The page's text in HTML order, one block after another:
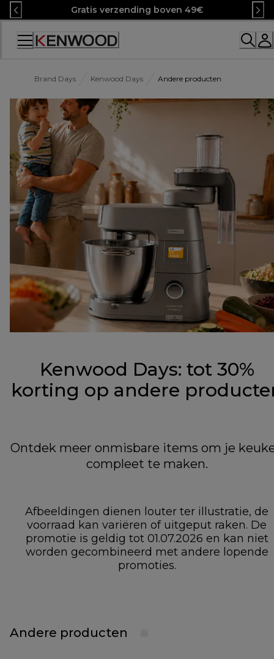
Skip
to
Content
Gratis verzending boven 49€
Accessibility
Brand Days Kenwood Days Andere producten
Kenwood Days: tot 30%
korting op andere
Ontdek meer onmisbare items om je
compleet te maken.
Afbeeldingen dienen louter ter illustratie, de
voorraad kan variëren of uitgeput raken. De
promotie is geldig tot 01.07.2026 en kan niet
worden gecombineerd met andere lopende
promoties.
Andere producten